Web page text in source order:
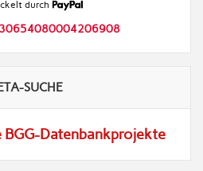
durch
SUCHE
Datenbankprojekte